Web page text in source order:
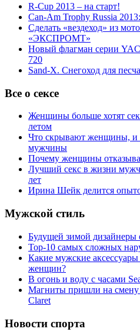
R-Cup 2013 – на старт!
Can-Am Trophy Russia
Сделать «вездеход» из
«ЭКСПРОМТ»
Новый флагман серии
720
Sand-X. Снегоход для
Все о сексе
Женщины больше хотят
летом
Что скрывают женщины, и
мужчины
Почему женщины
Лучший секс в жизни
лет
Ирина Шейк делится
Мужской стиль
Будущей зимой дизайнеры
Top-10 самых сложных
Какие мужские
женщин?
В огонь и воду с часами
Магниты пришли на смену
Claret
Новости спорта